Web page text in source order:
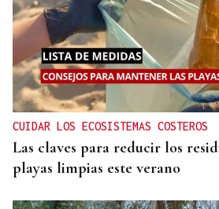
CUIDAR LOS ECOSISTEMAS COSTEROS
Las claves para reducir los
playas limpias este verano